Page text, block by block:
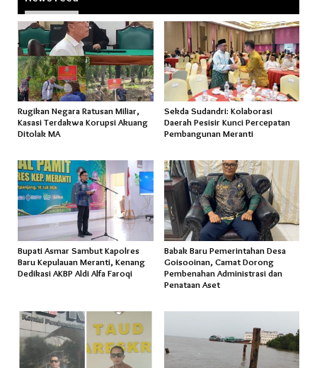
Rugikan Negara Ratusan Miliar,
Kasasi Terdakwa Korupsi Akuang
Ditolak MA
Sekda Sudandri: Kolaborasi
Daerah Pesisir Kunci Percepatan
Pembangunan Meranti
Bupati Asmar Sambut Kapolres
Baru Kepulauan Meranti, Kenang
Dedikasi AKBP Aldi Alfa Faroqi
Babak Baru Pemerintahan Desa
Goisooinan, Camat Dorong
Pembenahan Administrasi dan
Penataan Aset